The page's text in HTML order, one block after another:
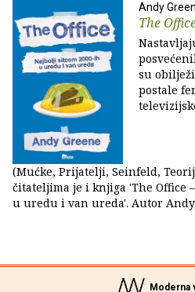
Andy
The
su
postale
(Mućke, Prijatelji, Seinfeld,
čitateljima je i knjiga 'The Office
u uredu i van ureda'. Autor
Moderna